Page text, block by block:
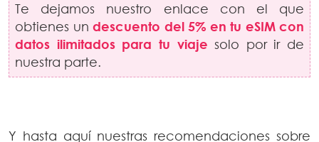
Te dejamos nuestro enlace con el que
obtienes un descuento del 5% en tu eSIM con
datos ilimitados para tu viaje solo por ir de
nuestra parte.
Y hasta aquí nuestras recomendaciones sobre